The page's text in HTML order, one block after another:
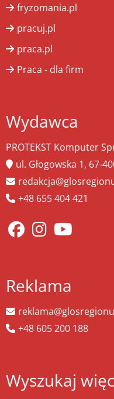
fryzomania.pl
pracuj.pl
praca.pl
Praca - dla firm
Wydawca
PROTEKST Komputer
ul. Głogowska 1, 67-
+48 655 404 421
Reklama
+48 605 200 188
Wyszukaj